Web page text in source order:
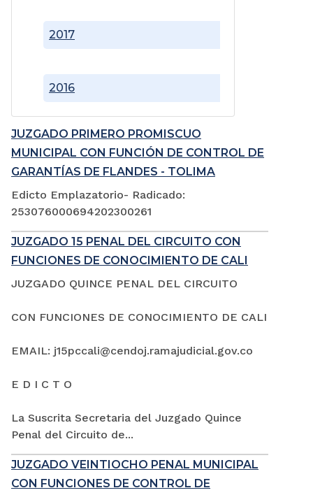
2016
2017
JUZGADO PRIMERO PROMISCUO
MUNICIPAL CON FUNCIÓN DE CONTROL DE
GARANTÍAS DE FLANDES - TOLIMA
Edicto Emplazatorio- Radicado:
253076000694202300261
JUZGADO 15 PENAL DEL CIRCUITO CON
FUNCIONES DE CONOCIMIENTO DE CALI
JUZGADO QUINCE PENAL DEL CIRCUITO
CON FUNCIONES DE CONOCIMIENTO DE CALI
EMAIL: j15pccali@cendoj.ramajudicial.gov.co
E D I C T O
La Suscrita Secretaria del Juzgado Quince
Penal del Circuito de...
JUZGADO VEINTIOCHO PENAL MUNICIPAL
CON FUNCIONES DE CONTROL DE